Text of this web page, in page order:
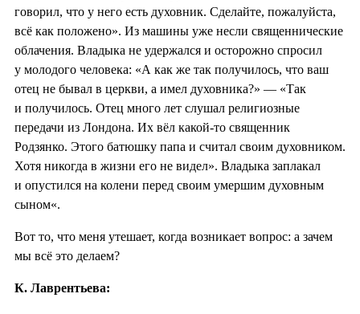
говорил, что у него есть духовник. Сделайте, пожалуйста,
всё как положено». Из машины уже несли священнические
облачения. Владыка не удержался и осторожно спросил
у молодого человека: «А как же так получилось, что ваш
отец не бывал в церкви, а имел духовника?» — «Так
и получилось. Отец много лет слушал религиозные
передачи из Лондона. Их вёл какой-то священник
Родзянко. Этого батюшку папа и считал своим духовником.
Хотя никогда в жизни его не видел». Владыка заплакал
и опустился на колени перед своим умершим духовным
сыном«.
Вот то, что меня утешает, когда возникает вопрос: а зачем
мы всё это делаем?
К. Лаврентьева: